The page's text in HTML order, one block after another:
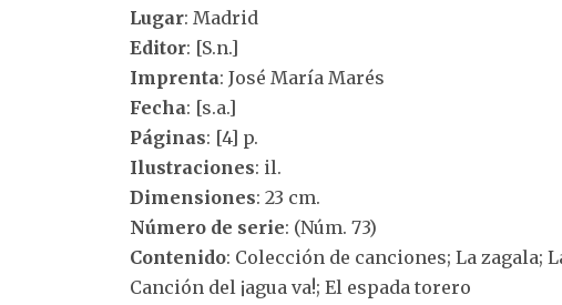
Lugar: Madrid
Editor: [S.n.]
Imprenta: José María Marés
Fecha: [s.a.]
Páginas: [4] p.
Ilustraciones: il.
Dimensiones: 23 cm.
Número de serie: (Núm. 73)
Contenido: Colección de canciones; La zagala;
Canción del ¡agua va!; El espada torero